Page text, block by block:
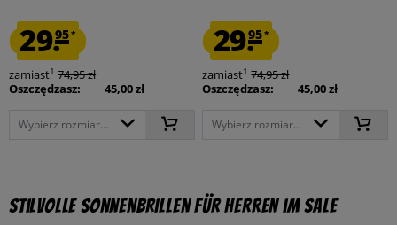
29.95*
zamiast1 74,95 zł
Oszczędzasz:
45,00 zł
Wybierz rozmiar...
29.95*
zamiast1 74,95 zł
Oszczędzasz:
45,00 zł
Wybierz rozmiar...
Stilvolle Sonnenbrillen für Herren im Sale